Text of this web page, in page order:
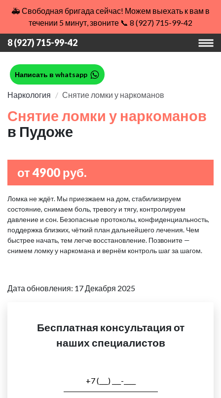
🚑 Свободная бригада сейчас! Можем выехать к вам в
течении 5 минут, звоните 📞 8 (927) 715-99-42
8 (927) 715-99-42
Написать в whatsapp
Наркология Снятие ломки у наркоманов
Снятие ломки у наркоманов
в Пудоже
от 4900 руб.
Ломка не ждёт. Мы приезжаем на дом, стабилизируем
состояние, снимаем боль, тревогу и тягу, контролируем
давление и сон. Безопасные протоколы, конфиденциальность,
поддержка близких, чёткий план дальнейшего лечения. Чем
быстрее начать, тем легче восстановление. Позвоните —
снимем ломку у наркомана и вернём контроль шаг за шагом.
Дата обновления: 17 Декабря 2025
Бесплатная консультация от
наших специалистов